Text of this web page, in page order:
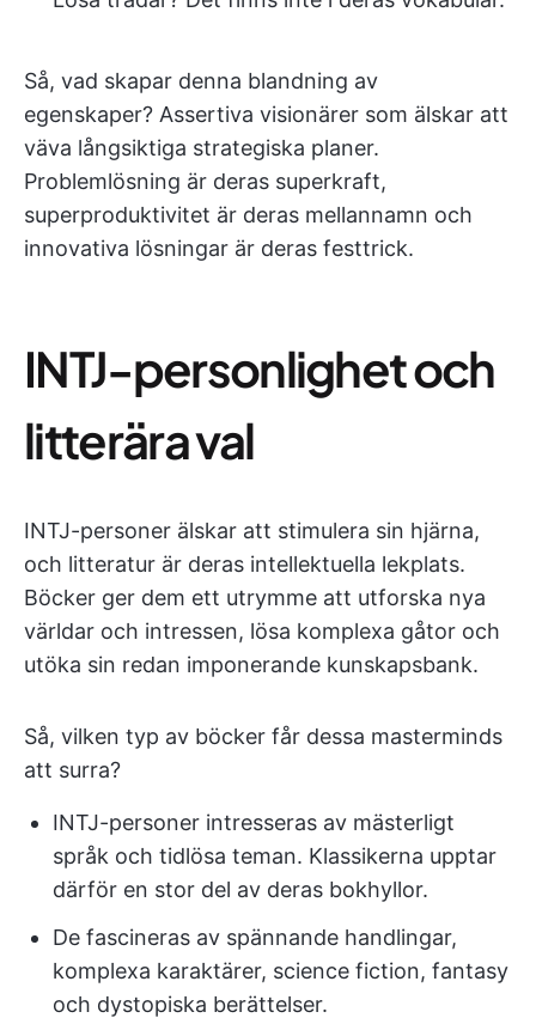
Så, vad skapar denna blandning av
egenskaper? Assertiva visionärer som älskar att
väva långsiktiga strategiska planer.
Problemlösning är deras superkraft,
superproduktivitet är deras mellannamn och
innovativa lösningar är deras festtrick.
INTJ-personlighet och
litterära val
INTJ-personer älskar att stimulera sin hjärna,
och litteratur är deras intellektuella lekplats.
Böcker ger dem ett utrymme att utforska nya
världar och intressen, lösa komplexa gåtor och
utöka sin redan imponerande kunskapsbank.
Så, vilken typ av böcker får dessa masterminds
att surra?
INTJ-personer intresseras av mästerligt
språk och tidlösa teman. Klassikerna upptar
därför en stor del av deras bokhyllor.
De fascineras av spännande handlingar,
komplexa karaktärer, science fiction, fantasy
och dystopiska berättelser.